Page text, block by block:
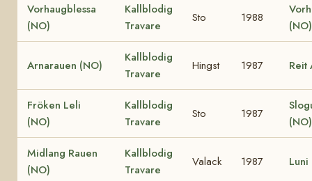
Vorhaugblessa
(NO)
Kallblodig
Travare
Sto 1988
(NO)
Arnarauen (NO)
Kallblodig
Travare
Hingst 1987 Reit
Fröken Leli
(NO)
Kallblodig
Travare
Sto 1987
(NO)
Midlang Rauen
(NO)
Kallblodig
Travare
Valack 1987 Luni